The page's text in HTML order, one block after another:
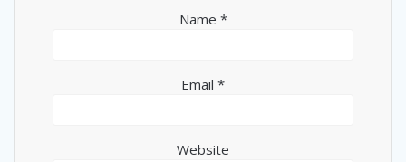
Name *
Email *
Website